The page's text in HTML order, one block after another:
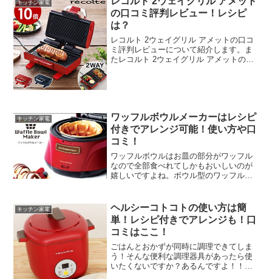
キッチン家電
の口コミ評判レビュー！レシピ
は？
レコルト 2ウェイグリル アメットの口コ
ミ評判レビューについて紹介します。ま
たレコルト 2ウェイグリル アメットのレ
文にて詳しくお話します。
キッチン家電
ワッフルボウルメーカーはレシピ
付きでアレンジ可能！使い方や口
コミ！
ワッフルボウルはお皿の部分がワッフル
なので全部食べれてしかもおいしいのが
嬉しいですよね。ボウル型のワッフルに
紹介するレコルトのワッフルボウルメー
カーは使い方も簡単で調理...
キッチン家電
ヘルシーコトコトの使い方は簡
単！レシピ付きでアレンジも！口
コミはここ！
ごはんとおかずが同時に調理できてしま
う！そんな便利な調理器具があったら使
いたくないですか？あるんですよ！！し